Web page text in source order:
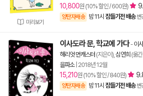
미리보기
10,800원 (10% 할인 / 600원)
양탄자배송 밤 11시 잠들기전 배송 변
이사도라 문, 학교에 가다- 이
해리엇 먼캐스터 (지은이), 심연희 (옮
을파소| 2018년 12월
15,210원 (10% 할인 / 840원)
양탄자배송 밤 11시 잠들기전 배송 변